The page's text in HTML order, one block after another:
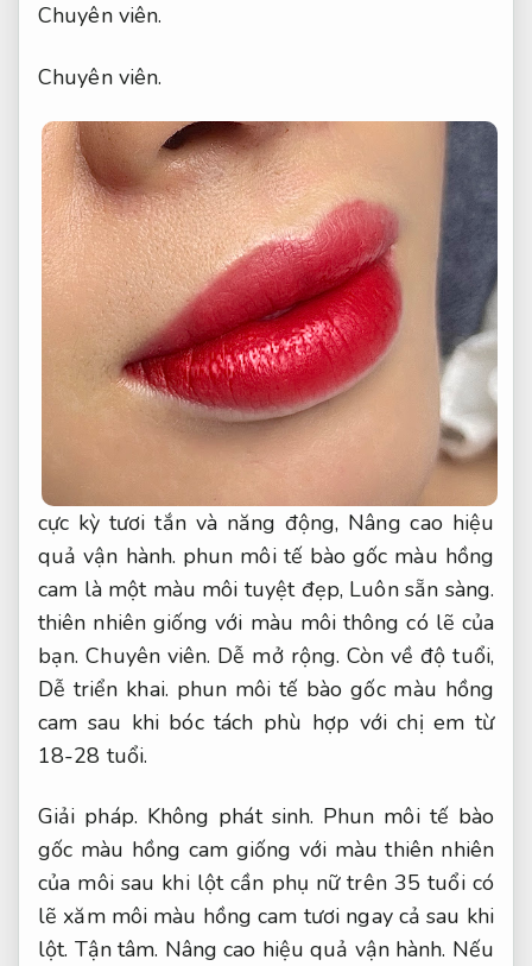
Chuyên viên.
Chuyên viên.
cực kỳ tươi tắn và năng động, Nâng cao hiệu
quả vận hành. phun môi tế bào gốc màu hồng
cam là một màu môi tuyệt đẹp, Luôn sẵn sàng.
thiên nhiên giống với màu môi thông có lẽ của
bạn.Chuyên viên. Dễ mở rộng. Còn về độ tuổi,
Dễ triển khai. phun môi tế bào gốc màu hồng
cam sau khi bóc tách phù hợp với chị em từ
18-28 tuổi.
Giải pháp. Không phát sinh. Phun môi tế bào
gốc màu hồng cam giống với màu thiên nhiên
của môi sau khi lột cần phụ nữ trên 35 tuổi có
lẽ xăm môi màu hồng cam tươi ngay cả sau khi
lột. Tận tâm. Nâng cao hiệu quả vận hành. Nếu